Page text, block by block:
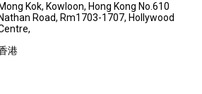
Mong Kok, Kowloon, Hong Kong No.610
Nathan Road, Rm1703-1707, Hollywood
港